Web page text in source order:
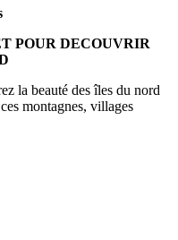
POUR DECOUVRIR
la beauté des îles du nord
montagnes, villages